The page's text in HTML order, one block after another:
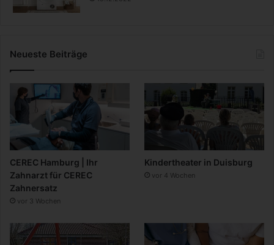
Neueste Beiträge
CEREC Hamburg | Ihr
Zahnarzt für CEREC
Zahnersatz
vor 3 Wochen
Kindertheater in Duisburg
vor 4 Wochen